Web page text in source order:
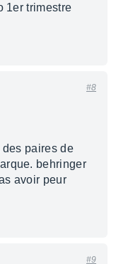
1er trimestre
#8
paires de
behringer
avoir peur
#9